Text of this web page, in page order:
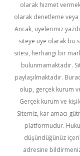
olarak hizmet
olarak denetleme
Ancak, üyelerimiz
siteye üye olarak bu
sitesi, herhangi bir
bulunmamaktadır.
paylaşılmaktadır.
olup, gerçek kurum
Gerçek kurum ve
Sitemiz, kar amacı
platformudur.
düşündüğünüz
adresine